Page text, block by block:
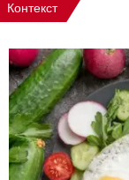
Контекст